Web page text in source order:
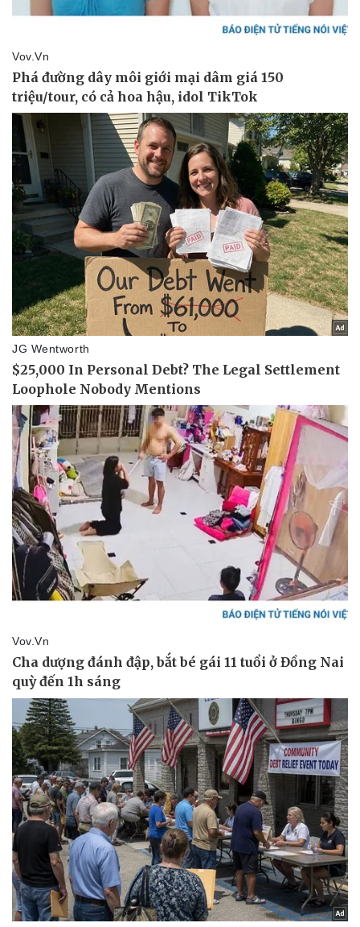
Vụ án
Tin nóng
Tư vấn luật
Vũ khí
Việt Nam
Phân tích
Thể thao
Bóng đá
Lịch thi đấu bóng đá
Thế giới thể thao
eSports
Ô tô - Xe máy
Ô tô
Xe máy
Tư vấn